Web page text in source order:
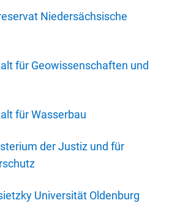
Niedersächsische
für Geowissenschaften und
für Wasserbau
der Justiz und für
Universität Oldenburg